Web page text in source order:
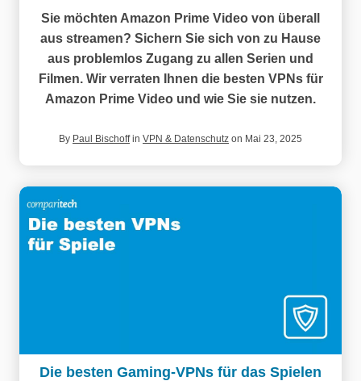
Sie möchten Amazon Prime Video von überall
aus streamen? Sichern Sie sich von zu Hause
aus problemlos Zugang zu allen Serien und
Filmen. Wir verraten Ihnen die besten VPNs für
Amazon Prime Video und wie Sie sie nutzen.
By Paul Bischoffin VPN & Datenschutz on Mai 23, 2025
Die besten Gaming-VPNs für das Spielen